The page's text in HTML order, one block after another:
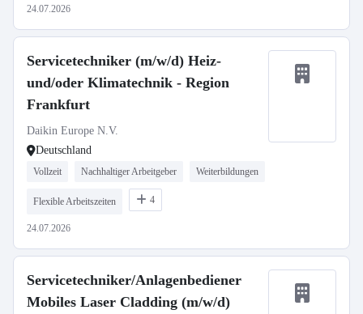
24.07.2026
Servicetechniker (m/w/d) Heiz-
und/oder Klimatechnik - Region
Frankfurt
Daikin Europe N.V.
Deutschland
Vollzeit Nachhaltiger Arbeitgeber Weiterbildungen
Flexible Arbeitszeiten 4
24.07.2026
Servicetechniker/Anlagenbediener
Mobiles Laser Cladding (m/w/d)